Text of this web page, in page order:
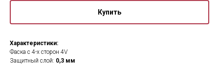
Купить
Характеристики:
Фаска с 4-х сторон 4V
Защитный слой: 0,3 мм